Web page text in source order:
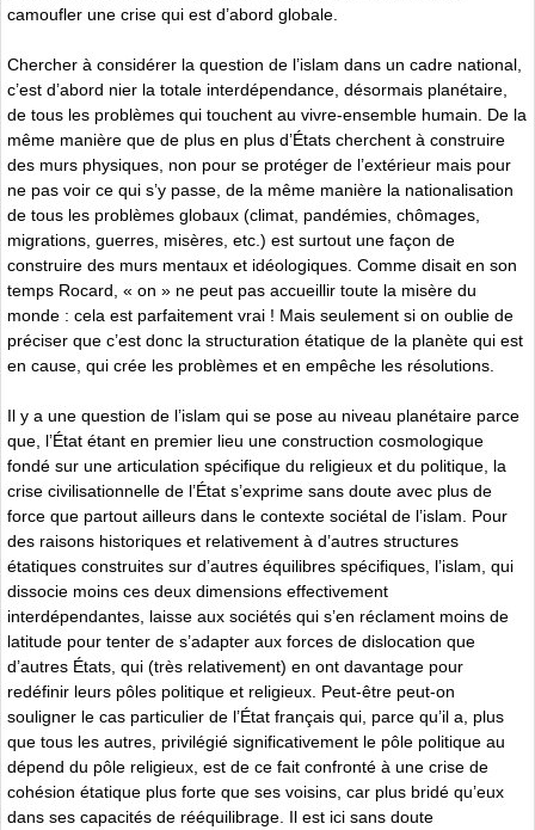
camoufler une crise qui est d’abord globale.
Chercher à considérer la question de l’islam dans un cadre national,
c’est d’abord nier la totale interdépendance, désormais planétaire,
de tous les problèmes qui touchent au vivre-ensemble humain. De la
même manière que de plus en plus d’États cherchent à construire
des murs physiques, non pour se protéger de l’extérieur mais pour
ne pas voir ce qui s’y passe, de la même manière la nationalisation
de tous les problèmes globaux (climat, pandémies, chômages,
migrations, guerres, misères, etc.) est surtout une façon de
construire des murs mentaux et idéologiques. Comme disait en son
temps Rocard, « on » ne peut pas accueillir toute la misère du
monde : cela est parfaitement vrai ! Mais seulement si on oublie de
préciser que c’est donc la structuration étatique de la planète qui est
en cause, qui crée les problèmes et en empêche les résolutions.
Il y a une question de l’islam qui se pose au niveau planétaire parce
que, l’État étant en premier lieu une construction cosmologique
fondé sur une articulation spécifique du religieux et du politique, la
crise civilisationnelle de l’État s’exprime sans doute avec plus de
force que partout ailleurs dans le contexte sociétal de l’islam. Pour
des raisons historiques et relativement à d’autres structures
étatiques construites sur d’autres équilibres spécifiques, l’islam, qui
dissocie moins ces deux dimensions effectivement
interdépendantes, laisse aux sociétés qui s’en réclament moins de
latitude pour tenter de s’adapter aux forces de dislocation que
d’autres États, qui (très relativement) en ont davantage pour
redéfinir leurs pôles politique et religieux. Peut-être peut-on
souligner le cas particulier de l’État français qui, parce qu’il a, plus
que tous les autres, privilégié significativement le pôle politique au
dépend du pôle religieux, est de ce fait confronté à une crise de
cohésion étatique plus forte que ses voisins, car plus bridé qu’eux
dans ses capacités de rééquilibrage. Il est ici sans doute